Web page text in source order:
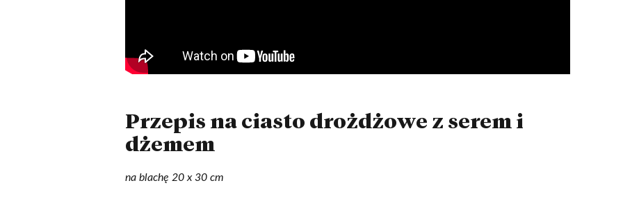
Przepis na ciasto drożdżowe z serem i
dżemem
na blachę 20 x 30 cm